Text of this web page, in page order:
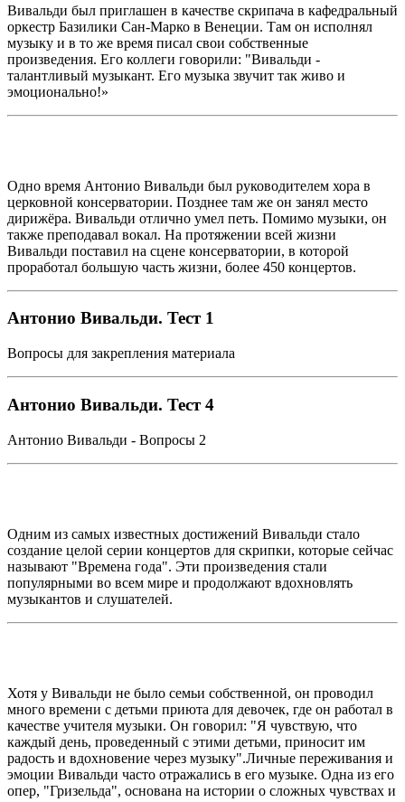
Вивальди был приглашен в качестве скрипача в кафедральный
оркестр Базилики Сан-Марко в Венеции. Там он исполнял
музыку и в то же время писал свои собственные
произведения. Его коллеги говорили: "Вивальди -
талантливый музыкант. Его музыка звучит так живо и
эмоционально!»
Одно время Антонио Вивальди был руководителем хора в
церковной консерватории. Позднее там же он занял место
дирижёра. Вивальди отлично умел петь. Помимо музыки, он
также преподавал вокал. На протяжении всей жизни
Вивальди поставил на сцене консерватории, в которой
проработал большую часть жизни, более 450 концертов.
Антонио Вивальди. Тест 1
Вопросы для закрепления материала
Антонио Вивальди. Тест 4
Антонио Вивальди - Вопросы 2
Одним из самых известных достижений Вивальди стало
создание целой серии концертов для скрипки, которые сейчас
называют "Времена года". Эти произведения стали
популярными во всем мире и продолжают вдохновлять
музыкантов и слушателей.
Хотя у Вивальди не было семьи собственной, он проводил
много времени с детьми приюта для девочек, где он работал в
качестве учителя музыки. Он говорил: "Я чувствую, что
каждый день, проведенный с этими детьми, приносит им
радость и вдохновение через музыку".Личные переживания и
эмоции Вивальди часто отражались в его музыке. Одна из его
опер, "Гризельда", основана на истории о сложных чувствах и